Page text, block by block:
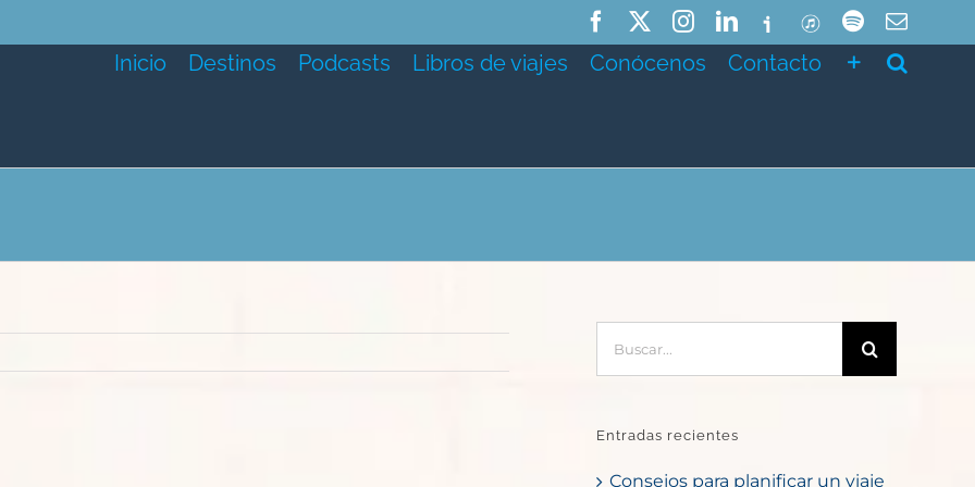
FacebookInstagramLinkedIn
IvooxITunesSpotifyCorreo
Inicio Destinos Podcasts Libros de viajes Conócenos Contacto
Entradas recientes
Consejos para planificar un viaje